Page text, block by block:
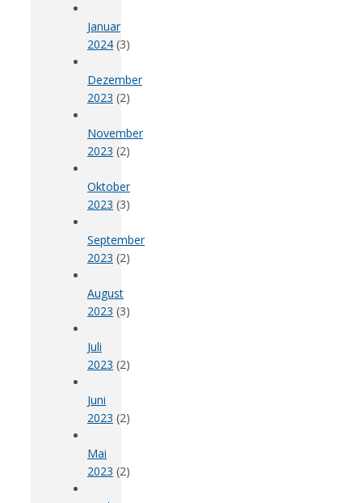
Januar
2024 (3)
Dezember
2023 (2)
November
2023 (2)
Oktober
2023 (3)
September
2023 (2)
August
2023 (3)
Juli
2023 (2)
Juni
2023 (2)
Mai
2023 (2)